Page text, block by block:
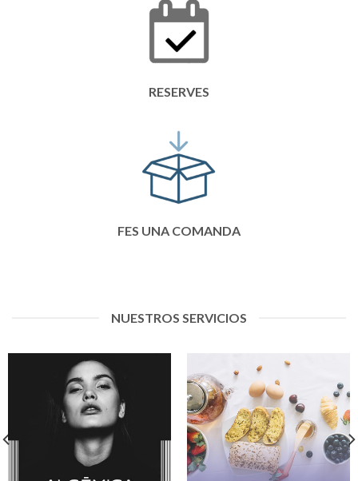
RESERVES
FES UNA COMANDA
NUESTROS SERVICIOS